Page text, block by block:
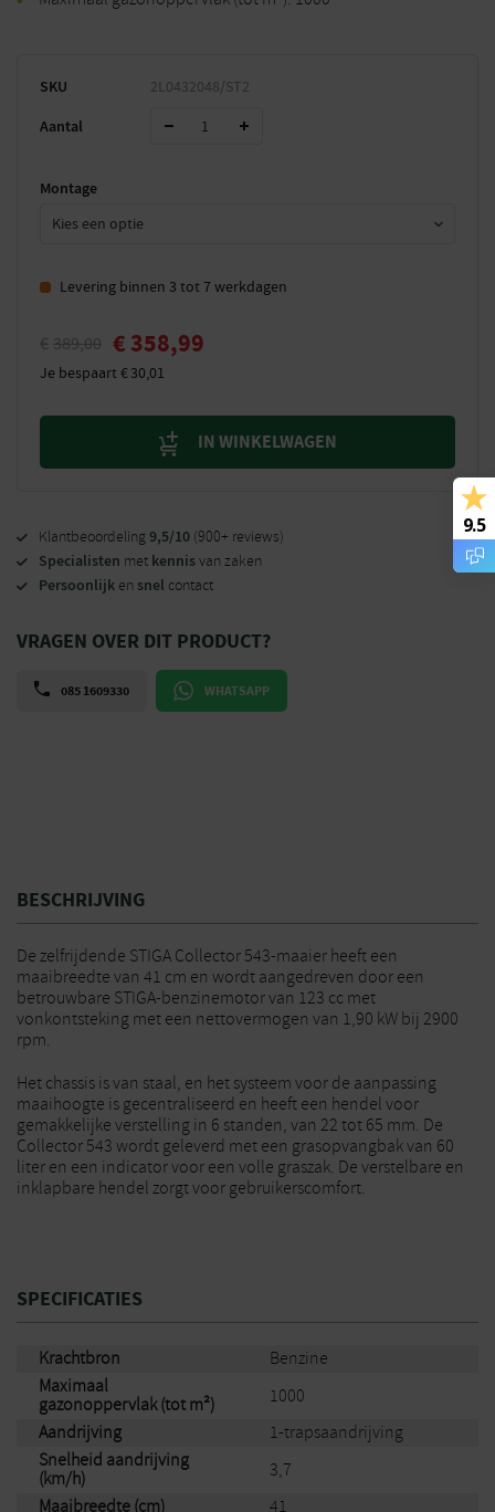
SKU 2L0432048/ST2
Aantal
Montage
Levering binnen 3 tot 7 werkdagen
€ 389,00 € 358,99
Je bespaart€30,01
IN WINKELWAGEN
Klantbeoordeling9,5/10 (900+ reviews)
Specialisten met kennisvan zaken
Persoonlijk en snel contact
VRAGEN OVER DIT PRODUCT?
085 1609330 WHATSAPP
BESCHRIJVING
De zelfrijdende STIGA Collector 543-maaier heeft een
maaibreedte van 41 cm en wordt aangedreven door een
betrouwbare STIGA-benzinemotor van 123 cc met
vonkontsteking met een nettovermogen van 1,90 kW bij 2900
rpm.
Het chassis is van staal, en het systeem voor de aanpassing
maaihoogte is gecentraliseerd en heeft een hendel voor
gemakkelijke verstelling in 6 standen, van 22 tot 65 mm. De
Collector 543 wordt geleverd met een grasopvangbak van 60
liter en een indicator voor een volle graszak. De verstelbare en
inklapbare hendel zorgt voor gebruikerscomfort.
SPECIFICATIES
Krachtbron
Benzine
Maximaal
gazonoppervlak (tot m²)
1000
Aandrijving
1-trapsaandrijving
Snelheid aandrijving
(km/h)
3,7
Maaibreedte (cm)
41
9.5